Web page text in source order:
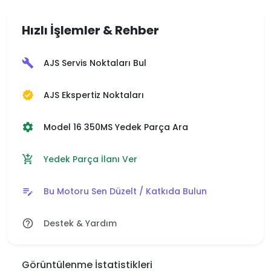
Hızlı İşlemler & Rehber
build AJS Servis Noktaları Bul
verified AJS Ekspertiz Noktaları
settings Model 16 350MS Yedek Parça Ara
add_shopping_cart Yedek Parça İlanı Ver
edit_note Bu Motoru Sen Düzelt / Katkıda Bulun
help_outline Destek & Yardım
Görüntülenme İstatistikleri